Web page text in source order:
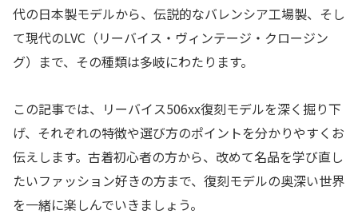
代の日本製モデルから、伝説的なバレンシア工場製、そし
て現代のLVC（リーバイス・ヴィンテージ・クロージン
グ）まで、その種類は多岐にわたります。
この記事では、リーバイス506xx復刻モデルを深く掘り下
げ、それぞれの特徴や選び方のポイントを分かりやすくお
伝えします。古着初心者の方から、改めて名品を学び直し
たいファッション好きの方まで、復刻モデルの奥深い世界
を一緒に楽しんでいきましょう。